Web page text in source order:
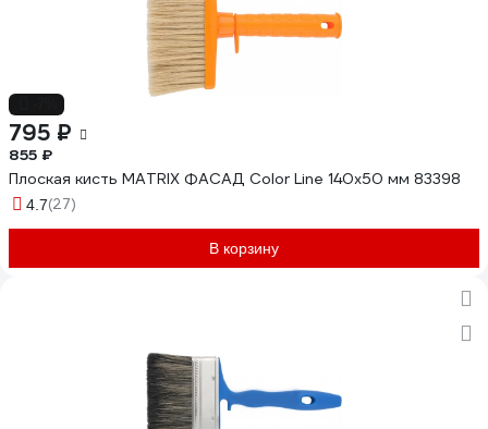
795 ₽
855 ₽
Плоская кисть MATRIX ФАСАД Color Line 140х50 мм 83398
4.7(27)
В корзину